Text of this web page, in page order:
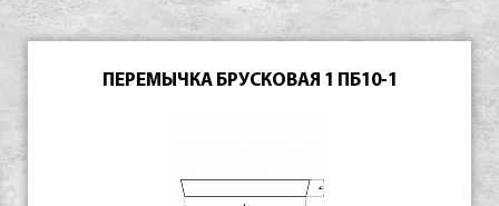
ПЕРЕМЫЧКА БРУСКОВАЯ 1 ПБ10-1